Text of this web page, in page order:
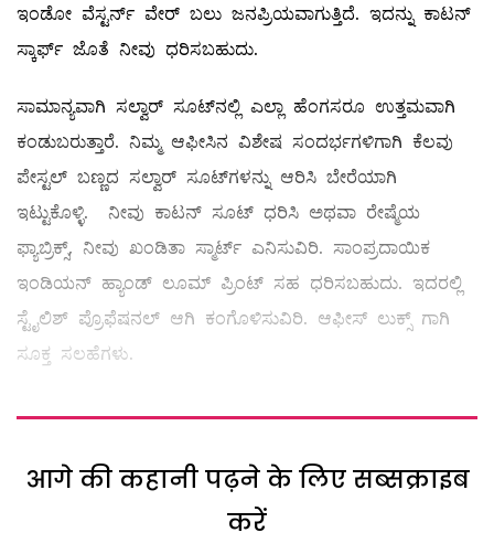
ಇಂಡೋ ವೆಸ್ಟರ್ನ್‌ ವೇರ್‌ ಬಲು ಜನಪ್ರಿಯವಾಗುತ್ತಿದೆ. ಇದನ್ನು ಕಾಟನ್‌
ಸ್ಕಾರ್ಫ್‌ ಜೊತೆ ನೀವು ಧರಿಸಬಹುದು.
ಸಾಮಾನ್ಯವಾಗಿ ಸಲ್ವಾರ್‌ ಸೂಟ್‌ನಲ್ಲಿ ಎಲ್ಲಾ ಹೆಂಗಸರೂ ಉತ್ತಮವಾಗಿ
ಕಂಡುಬರುತ್ತಾರೆ. ನಿಮ್ಮ ಆಫೀಸಿನ ವಿಶೇಷ ಸಂದರ್ಭಗಳಿಗಾಗಿ ಕೆಲವು
ಪೇಸ್ಟಲ್ ಬಣ್ಣದ ಸಲ್ವಾರ್‌ ಸೂಟ್‌ಗಳನ್ನು ಆರಿಸಿ ಬೇರೆಯಾಗಿ
ಇಟ್ಟುಕೊಳ್ಳಿ. ನೀವು ಕಾಟನ್‌ ಸೂಟ್ ಧರಿಸಿ ಅಥವಾ ರೇಷ್ಮೆಯ
ಫ್ಯಾಬ್ರಿಕ್ಸ್, ನೀವು ಖಂಡಿತಾ ಸ್ಮಾರ್ಟ್‌ ಎನಿಸುವಿರಿ. ಸಾಂಪ್ರದಾಯಿಕ
ಇಂಡಿಯನ್‌ ಹ್ಯಾಂಡ್‌ ಲೂಮ್ ಪ್ರಿಂಟ್‌ ಸಹ ಧರಿಸಬಹುದು. ಇದರಲ್ಲಿ
ಸ್ಟೈಲಿಶ್‌ ಪ್ರೊಫೆಷನಲ್ ಆಗಿ ಕಂಗೊಳಿಸುವಿರಿ. ಆಫೀಸ್‌ ಲುಕ್ಸ್ ಗಾಗಿ
ಸೂಕ್ತ ಸಲಹೆಗಳು.
आगे की कहानी पढ़ने के लिए सब्सक्राइब
करें